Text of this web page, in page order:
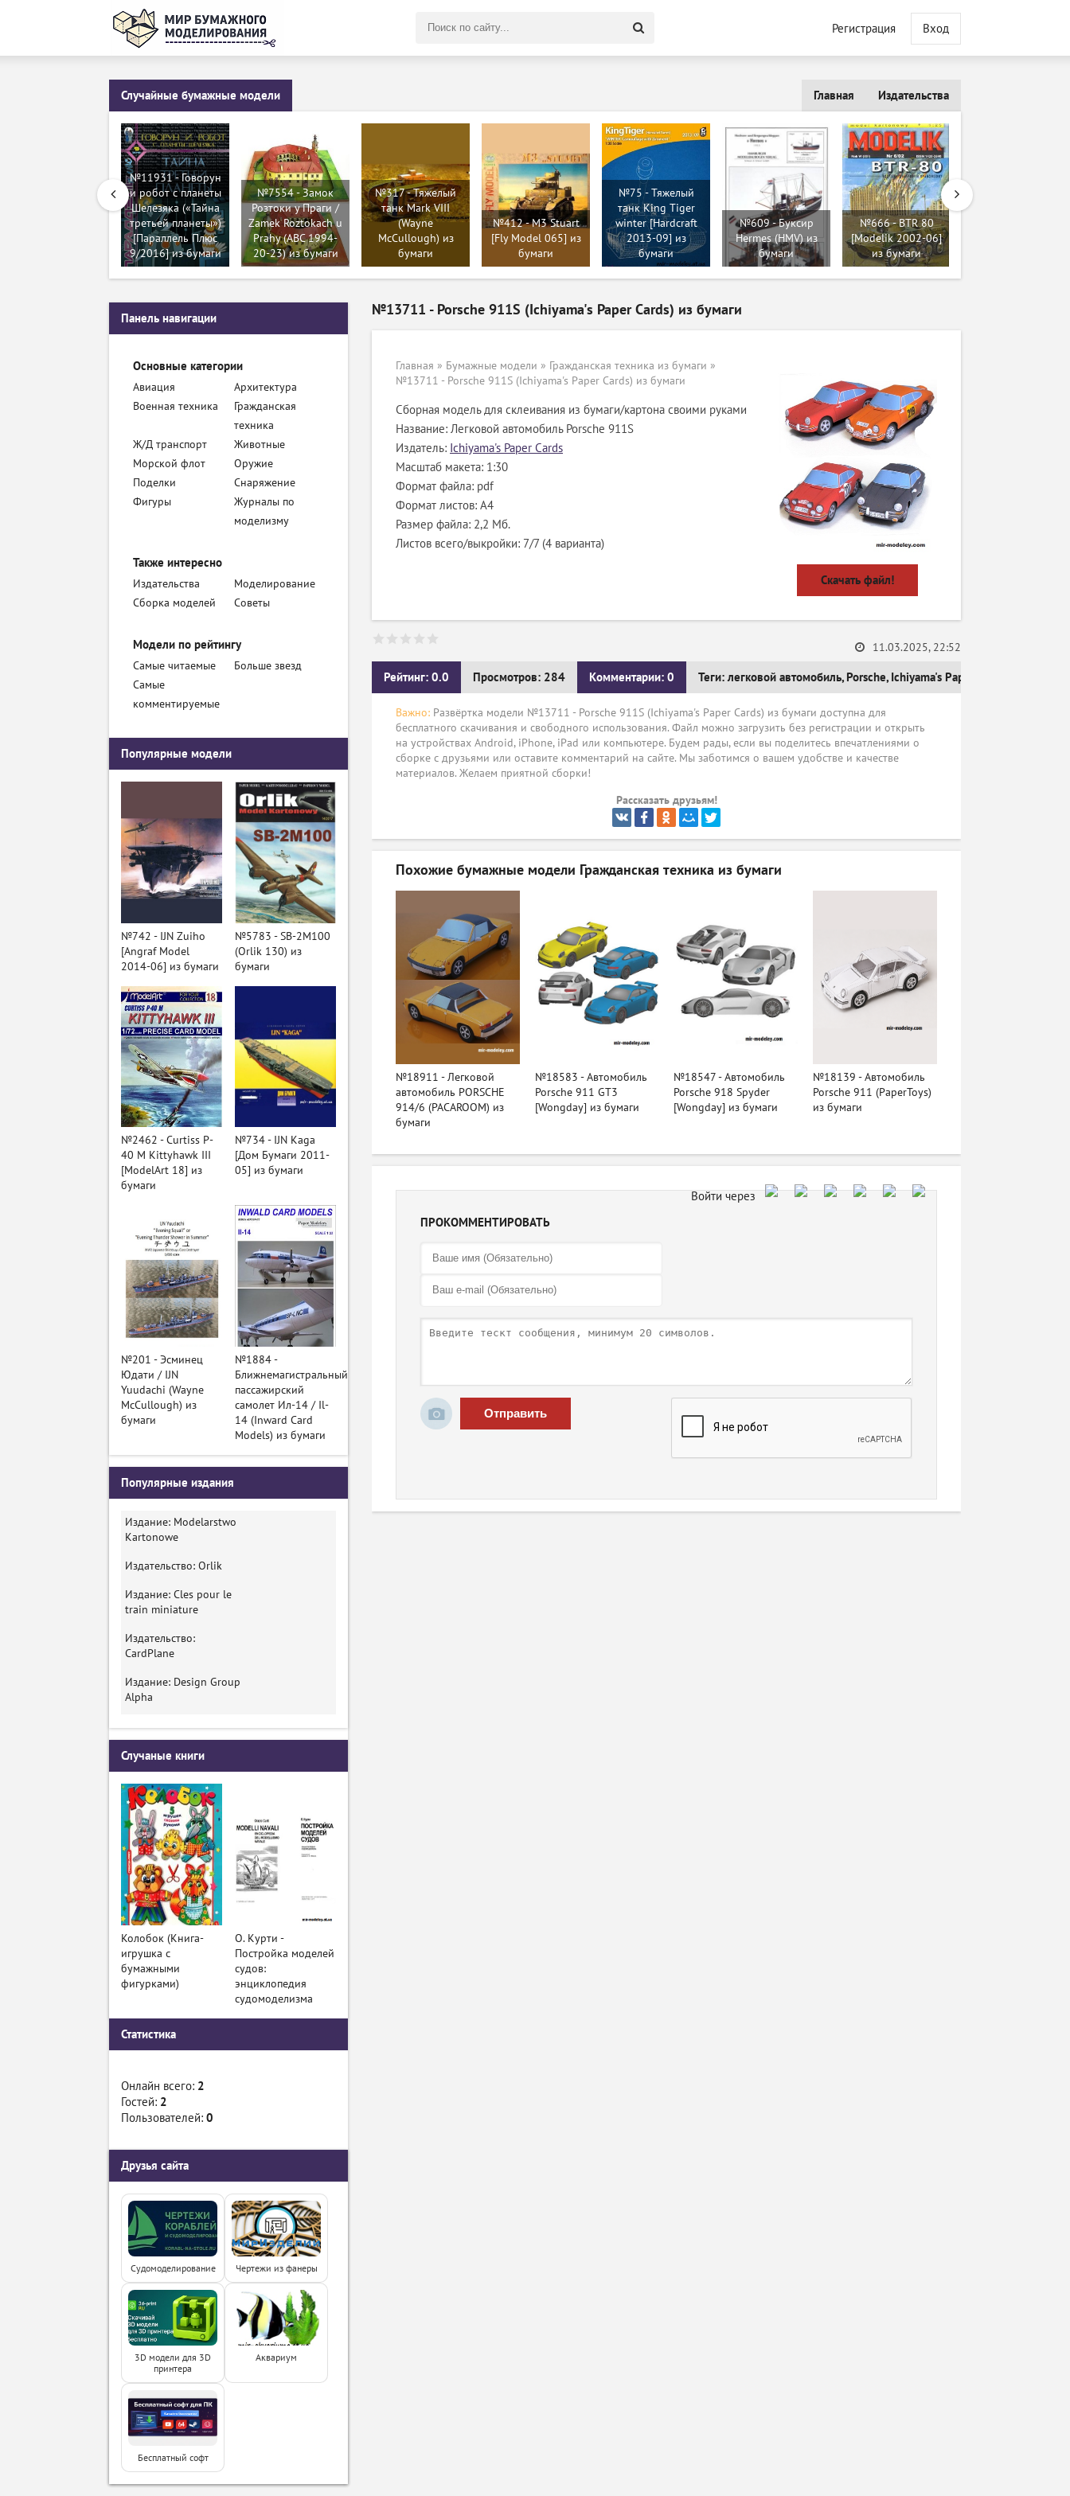
Регистрация Вход
Случайные бумажные модели Издательства
Главная
№11931 - Говорун
и робот с планеты
Шелезяка («Тайна
третьей планеты»)
[Параллель Плюс
9/2016] из бумаги
№7554 - Замок
Розтоки у Праги /
Zamek Roztokach u
Prahy (ABC 1994-
20-23) из бумаги
№317 - Тяжелый
танк Mark VIII
(Wayne
McCullough) из
бумаги
№412 - M3 Stuart
[Fly Model 065] из
бумаги
№75 - Тяжелый
танк King Tiger
winter [Hardcraft
2013-09] из
бумаги
№609 - Буксир
Hermes (HMV) из
бумаги
№666 - BTR 80
[Modelik 2002-06]
из бумаги
№13711 - Porsche 911S (Ichiyama's Paper Cards) из бумаги
Главная » Бумажные модели » Гражданская техника из бумаги »
№13711 - Porsche 911S (Ichiyama's Paper Cards) из бумаги
Сборная модель для склеивания из бумаги/картона своими руками
Название: Легковой автомобиль Porsche 911S
Издатель: Ichiyama's Paper Cards
Масштаб макета: 1:30
Формат файла: pdf
Формат листов: A4
Размер файла: 2,2 Мб.
Листов всего/выкройки: 7/7 (4 варианта)
Скачать файл!
Рейтинг: 0.0 Просмотров: 284 Комментарии: 0 Теги: легковой автомобиль, Porsche, Ichiyama's Paper Cards
11.03.2025, 22:52
Важно: Развёртка модели №13711 - Porsche 911S (Ichiyama's Paper Cards) из бумаги доступна для
бесплатного скачивания и свободного использования. Файл можно загрузить без регистрации и открыть
на устройствах Android, iPhone, iPad или компьютере. Будем рады, если вы поделитесь впечатлениями о
сборке с друзьями или оставите комментарий на сайте. Мы заботимся о вашем удобстве и качестве
материалов. Желаем приятной сборки!
Рассказать друзьям!
Похожие бумажные модели Гражданская техника из бумаги
№18911 - Легковой
автомобиль PORSCHE
914/6 (PACAROOM) из
бумаги
№18583 - Автомобиль
Porsche 911 GT3
[Wongday] из бумаги
№18547 - Автомобиль
Porsche 918 Spyder
[Wongday] из бумаги
№18139 - Автомобиль
Porsche 911 (PaperToys)
из бумаги
ПРОКОММЕНТИРОВАТЬ
Отправить
Панель навигации
Основные категории
Авиация
Архитектура
Военная техника
Гражданская
техника
Ж/Д транспорт
Животные
Морской флот
Оружие
Поделки
Снаряжение
Фигуры
Журналы по
моделизму
Также интересно
Издательства
Моделирование
Сборка моделей
Советы
Модели по рейтингу
Самые читаемые
Больше звезд
Самые
комментируемые
Популярные модели
№742 - IJN Zuiho
[Angraf Model
2014-06] из бумаги
№5783 - SB-2M100
(Orlik 130) из
бумаги
№2462 - Curtiss P-
40 M Kittyhawk III
[ModelArt 18] из
бумаги
№734 - IJN Kaga
[Дом Бумаги 2011-
05] из бумаги
№201 - Эсминец
Юдати / IJN
Yuudachi (Wayne
McCullough) из
бумаги
№1884 -
Ближнемагистральный
пассажирский
самолет Ил-14 / Il-
14 (Inward Card
Models) из бумаги
Популярные издания
Издание: Modelarstwo
Kartonowe
Издательство: Orlik
Издание: Cles pour le
train miniature
Издательство:
CardPlane
Издание: Design Group
Alpha
Случаные книги
Колобок (Книга-
игрушка с
бумажными
фигурками)
О. Курти -
Постройка моделей
судов:
энциклопедия
судомоделизма
Статистика
Онлайн всего: 2
Гостей: 2
Пользователей: 0
Друзья сайта
Судомоделирование Чертежи из фанеры
3D модели для 3D
принтера
Аквариум
Бесплатный софт